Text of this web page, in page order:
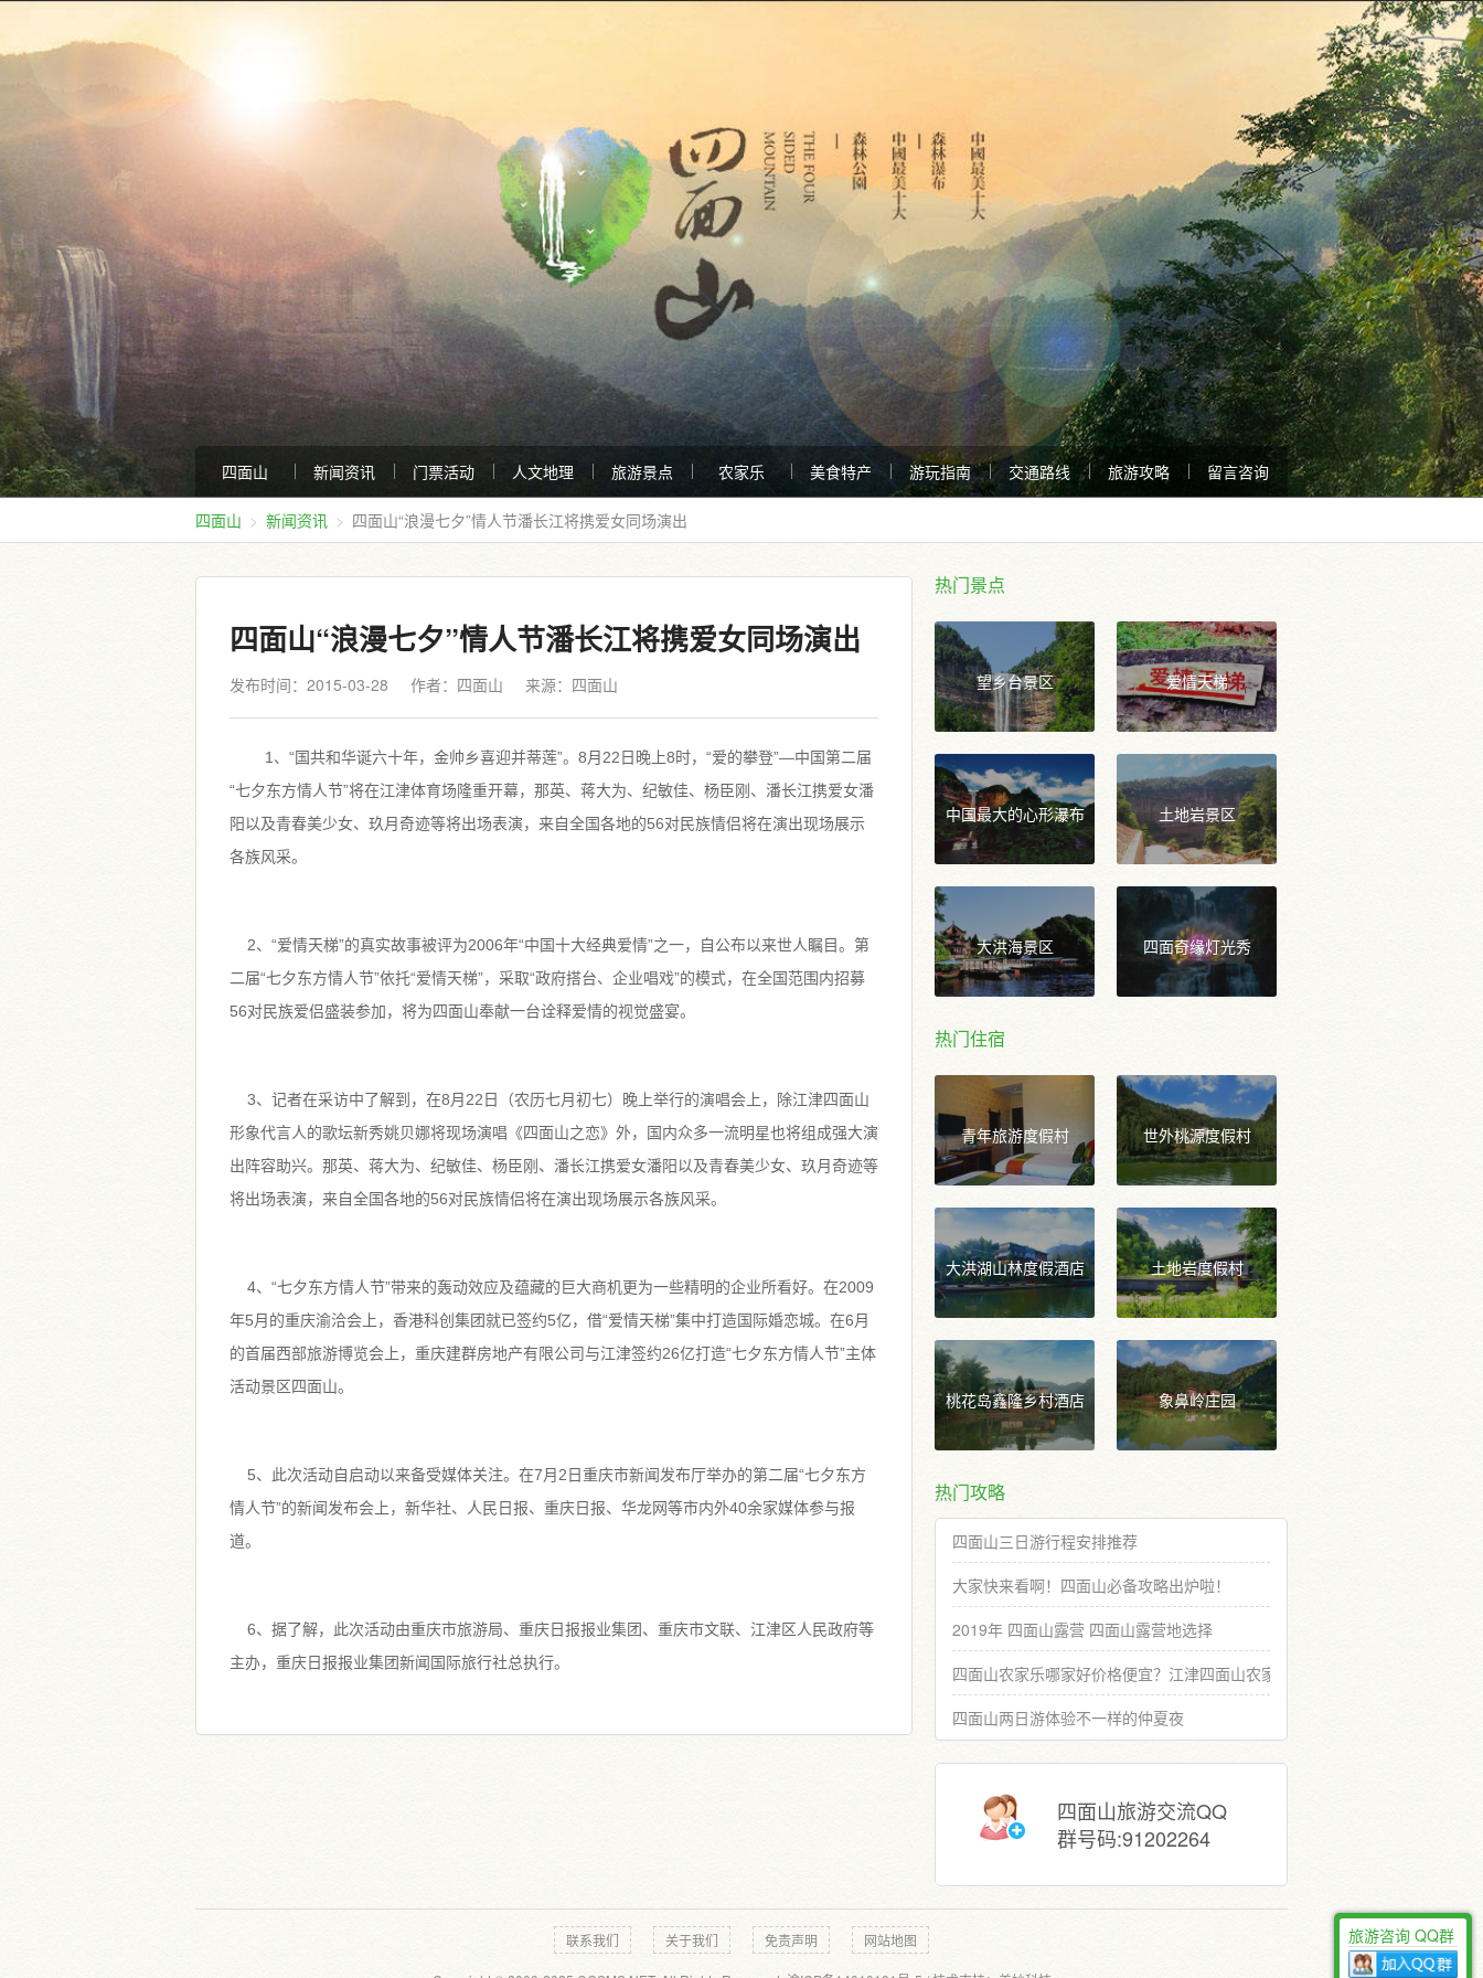
四面山 新闻资讯 门票活动 人文地理 旅游景点 农家乐 美食特产 游玩指南 交通路线 旅游攻略 留言咨询
四面山 新闻资讯 四面山“浪漫七夕”情人节潘长江将携爱女同场演出
四面山“浪漫七夕”情人节潘长江将携爱女同场演出
发布时间：2015-03-28 作者：四面山 来源： 四面山
1、“国共和华诞六十年，金帅乡喜迎并蒂莲”。8月22日晚上8时，“爱的攀登”—中国第二届
“七夕东方情人节”将在江津体育场隆重开幕，那英、蒋大为、纪敏佳、杨臣刚、潘长江携爱女潘
阳以及青春美少女、玖月奇迹等将出场表演，来自全国各地的56对民族情侣将在演出现场展示
各族风采。
2、“爱情天梯”的真实故事被评为2006年“中国十大经典爱情”之一，自公布以来世人瞩目。第
二届“七夕东方情人节”依托“爱情天梯”，采取“政府搭台、企业唱戏”的模式，在全国范围内招募
56对民族爱侣盛装参加，将为四面山奉献一台诠释爱情的视觉盛宴。
3、记者在采访中了解到，在8月22日（农历七月初七）晚上举行的演唱会上，除江津四面山
形象代言人的歌坛新秀姚贝娜将现场演唱《四面山之恋》外，国内众多一流明星也将组成强大演
出阵容助兴。那英、蒋大为、纪敏佳、杨臣刚、潘长江携爱女潘阳以及青春美少女、玖月奇迹等
将出场表演，来自全国各地的56对民族情侣将在演出现场展示各族风采。
4、“七夕东方情人节”带来的轰动效应及蕴藏的巨大商机更为一些精明的企业所看好。在2009
年5月的重庆渝洽会上，香港科创集团就已签约5亿，借“爱情天梯”集中打造国际婚恋城。在6月
的首届西部旅游博览会上，重庆建群房地产有限公司与江津签约26亿打造“七夕东方情人节”主体
活动景区四面山。
5、此次活动自启动以来备受媒体关注。在7月2日重庆市新闻发布厅举办的第二届“七夕东方
情人节”的新闻发布会上，新华社、人民日报、重庆日报、华龙网等市内外40余家媒体参与报
道。
6、据了解，此次活动由重庆市旅游局、重庆日报报业集团、重庆市文联、江津区人民政府等
主办，重庆日报报业集团新闻国际旅行社总执行。
热门景点
望乡台景区 爱情天梯
中国最大的心形瀑布 土地岩景区
大洪海景区 四面奇缘灯光秀
热门住宿
青年旅游度假村 世外桃源度假村
大洪湖山林度假酒店 土地岩度假村
桃花岛鑫隆乡村酒店 象鼻岭庄园
热门攻略
四面山三日游行程安排推荐
大家快来看啊！四面山必备攻略出炉啦！
2019年 四面山露营 四面山露营地选择
四面山农家乐哪家好价格便宜？江津四面山农家乐推荐选择
四面山两日游体验不一样的仲夏夜
四面山旅游交流QQ
群号码:91202264
联系我们 关于我们 免责声明 网站地图 旅游咨询 QQ群